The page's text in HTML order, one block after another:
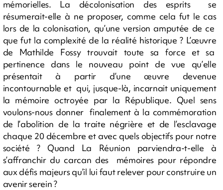
mémorielles. La décolonisation des esprits se
résumerait-elle à ne proposer, comme cela fut le cas
lors de la colonisation, qu’une version amputée de ce
que fut la complexité de la réalité historique ? L’œuvre
de Mathilde Fossy trouvait toute sa force et sa
pertinence dans le nouveau point de vue qu’elle
présentait à partir d’une œuvre devenue
incontournable et qui, jusque-là, incarnait uniquement
la mémoire octroyée par la République. Quel sens
voulons-nous donner finalement à la commémoration
de l’abolition de la traite négrière et de l’esclavage
chaque 20 décembre et avec quels objectifs pour notre
société ? Quand La Réunion parviendra-t-elle à
s’affranchir du carcan des mémoires pour répondre
aux défis majeurs qu’il lui faut relever pour construire un
avenir serein ?